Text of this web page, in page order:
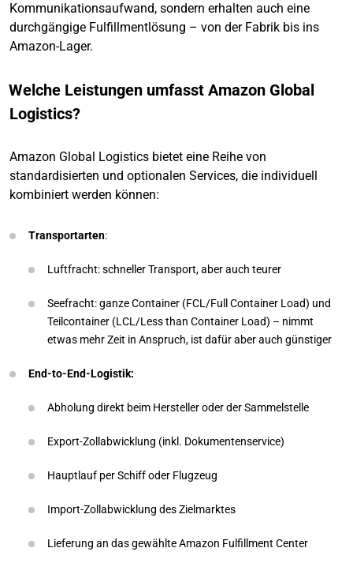
Kommunikationsaufwand, sondern erhalten auch eine
durchgängige Fulfillmentlösung – von der Fabrik bis ins
Amazon-Lager.
Welche Leistungen umfasst Amazon Global
Logistics?
Amazon Global Logistics bietet eine Reihe von
standardisierten und optionalen Services, die individuell
kombiniert werden können:
Transportarten:
Luftfracht: schneller Transport, aber auch teurer
Seefracht: ganze Container (FCL/Full Container Load) und
Teilcontainer (LCL/Less than Container Load) – nimmt
etwas mehr Zeit in Anspruch, ist dafür aber auch günstiger
End-to-End-Logistik:
Abholung direkt beim Hersteller oder der Sammelstelle
Export-Zollabwicklung (inkl. Dokumentenservice)
Hauptlauf per Schiff oder Flugzeug
Import-Zollabwicklung des Zielmarktes
Lieferung an das gewählte Amazon Fulfillment Center